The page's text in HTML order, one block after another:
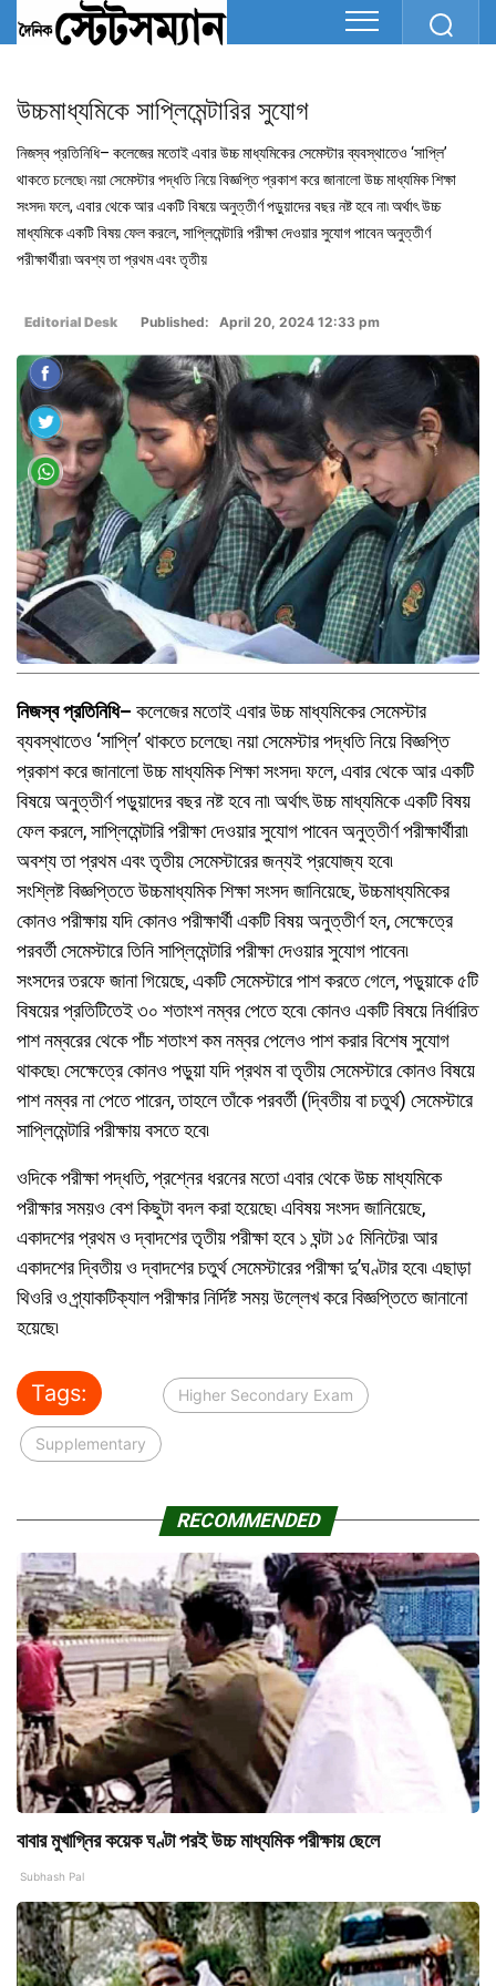
উচ্চমাধ্যমিকে সাপ্লিমেন্টারির সুযোগ
নিজস্ব প্রতিনিধি– কলেজের মতোই এবার উচ্চ মাধ্যমিকের সেমেস্টার ব্যবস্থাতেও ‘সাপ্লি’
থাকতে চলেছে৷ নয়া সেমেস্টার পদ্ধতি নিয়ে বিজ্ঞপ্তি প্রকাশ করে জানালো উচ্চ মাধ্যমিক শিক্ষা
সংসদ৷ ফলে, এবার থেকে আর একটি বিষয়ে অনুত্তীর্ণ পড়ুয়াদের বছর নষ্ট হবে না৷ অর্থাৎ উচ্চ
মাধ্যমিকে একটি বিষয় ফেল করলে, সাপ্লিমেন্টারি পরীক্ষা দেওয়ার সুযোগ পাবেন অনুত্তীর্ণ
পরীক্ষার্থীরা৷ অবশ্য তা প্রথম এবং তৃতীয়
Editorial Desk Published: April 20, 2024 12:33 pm
নিজস্ব প্রতিনিধি– কলেজের মতোই এবার উচ্চ মাধ্যমিকের সেমেস্টার
ব্যবস্থাতেও ‘সাপ্লি’ থাকতে চলেছে৷ নয়া সেমেস্টার পদ্ধতি নিয়ে বিজ্ঞপ্তি
প্রকাশ করে জানালো উচ্চ মাধ্যমিক শিক্ষা সংসদ৷ ফলে, এবার থেকে আর একটি
বিষয়ে অনুত্তীর্ণ পড়ুয়াদের বছর নষ্ট হবে না৷ অর্থাৎ উচ্চ মাধ্যমিকে একটি বিষয়
ফেল করলে, সাপ্লিমেন্টারি পরীক্ষা দেওয়ার সুযোগ পাবেন অনুত্তীর্ণ পরীক্ষার্থীরা৷
অবশ্য তা প্রথম এবং তৃতীয় সেমেস্টারের জন্যই প্রযোজ্য হবে৷
সংশ্লিষ্ট বিজ্ঞপ্তিতে উচ্চমাধ্যমিক শিক্ষা সংসদ জানিয়েছে, উচ্চমাধ্যমিকের
কোনও পরীক্ষায় যদি কোনও পরীক্ষার্থী একটি বিষয় অনুত্তীর্ণ হন, সেক্ষেত্রে
পরবর্তী সেমেস্টারে তিনি সাপ্লিমেন্টারি পরীক্ষা দেওয়ার সুযোগ পাবেন৷
সংসদের তরফে জানা গিয়েছে, একটি সেমেস্টারে পাশ করতে গেলে, পড়ুয়াকে ৫টি
বিষয়ের প্রতিটিতেই ৩০ শতাংশ নম্বর পেতে হবে৷ কোনও একটি বিষয়ে নির্ধারিত
পাশ নম্বরের থেকে পাঁচ শতাংশ কম নম্বর পেলেও পাশ করার বিশেষ সুযোগ
থাকছে৷ সেক্ষেত্রে কোনও পড়ুয়া যদি প্রথম বা তৃতীয় সেমেস্টারে কোনও বিষয়ে
পাশ নম্বর না পেতে পারেন, তাহলে তাঁকে পরবর্তী (দ্বিতীয় বা চতুর্থ) সেমেস্টারে
সাপ্লিমেন্টারি পরীক্ষায় বসতে হবে৷
ওদিকে পরীক্ষা পদ্ধতি, প্রশ্নের ধরনের মতো এবার থেকে উচ্চ মাধ্যমিকে
পরীক্ষার সময়ও বেশ কিছুটা বদল করা হয়েছে৷ এবিষয় সংসদ জানিয়েছে,
একাদশের প্রথম ও দ্বাদশের তৃতীয় পরীক্ষা হবে ১ ঘন্টা ১৫ মিনিটের৷ আর
একাদশের দ্বিতীয় ও দ্বাদশের চতুর্থ সেমেস্টারের পরীক্ষা দু’ঘণ্টার হবে৷ এছাড়া
থিওরি ও প্র্যাকটিক্যাল পরীক্ষার নির্দিষ্ট সময় উল্লেখ করে বিজ্ঞপ্তিতে জানানো
হয়েছে৷ ­
Tags: Higher Secondary Exam
Supplementary
RECOMMENDED
বাবার মুখাগ্নির কয়েক ঘণ্টা পরই উচ্চ মাধ্যমিক পরীক্ষায় ছেলে
Subhash Pal